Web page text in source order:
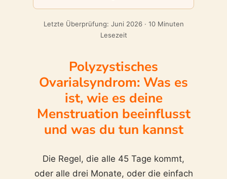
Letzte Überprüfung: Juni 2026 · 10 Minuten
Lesezeit
Polyzystisches
Ovarialsyndrom: Was es
ist, wie es deine
Menstruation beeinflusst
und was du tun kannst
Die Regel, die alle 45 Tage kommt,
oder alle drei Monate, oder die einfach